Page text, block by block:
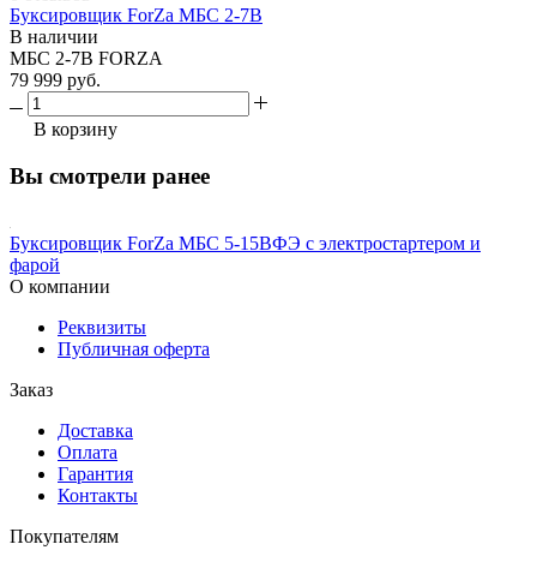
Буксировщик ForZa МБС 2-7В
В наличии
МБС 2-7В FORZA
79 999 руб.
В корзину
Вы смотрели ранее
Буксировщик ForZa МБС 5-15ВФЭ с электростартером и
фарой
О компании
Реквизиты
Публичная оферта
Заказ
Доставка
Оплата
Гарантия
Контакты
Покупателям